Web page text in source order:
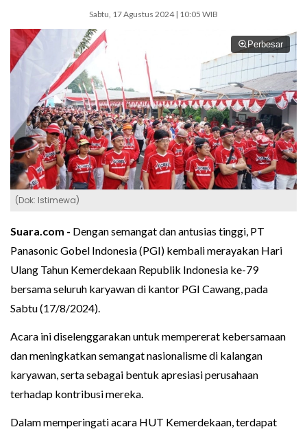
Sabtu, 17 Agustus 2024 | 10:05 WIB
Perbesar
(Dok: Istimewa)
Suara.com - Dengan semangat dan antusias tinggi, PT
Panasonic Gobel Indonesia (PGI) kembali merayakan Hari
Ulang Tahun Kemerdekaan Republik Indonesia ke-79
bersama seluruh karyawan di kantor PGI Cawang, pada
Sabtu (17/8/2024).
Acara ini diselenggarakan untuk mempererat kebersamaan
dan meningkatkan semangat nasionalisme di kalangan
karyawan, serta sebagai bentuk apresiasi perusahaan
terhadap kontribusi mereka.
Dalam memperingati acara HUT Kemerdekaan, terdapat